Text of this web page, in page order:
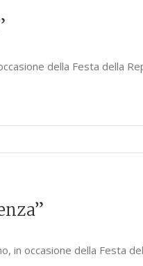
della Festa della
in occasione della Festa